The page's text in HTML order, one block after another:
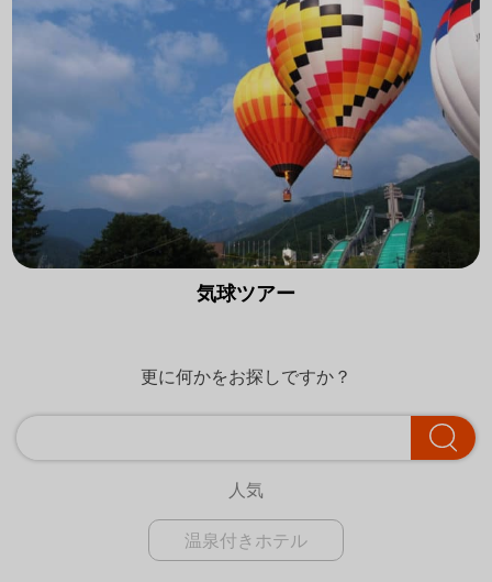
気球ツアー
更に何かをお探しですか？
人気
温泉付きホテル